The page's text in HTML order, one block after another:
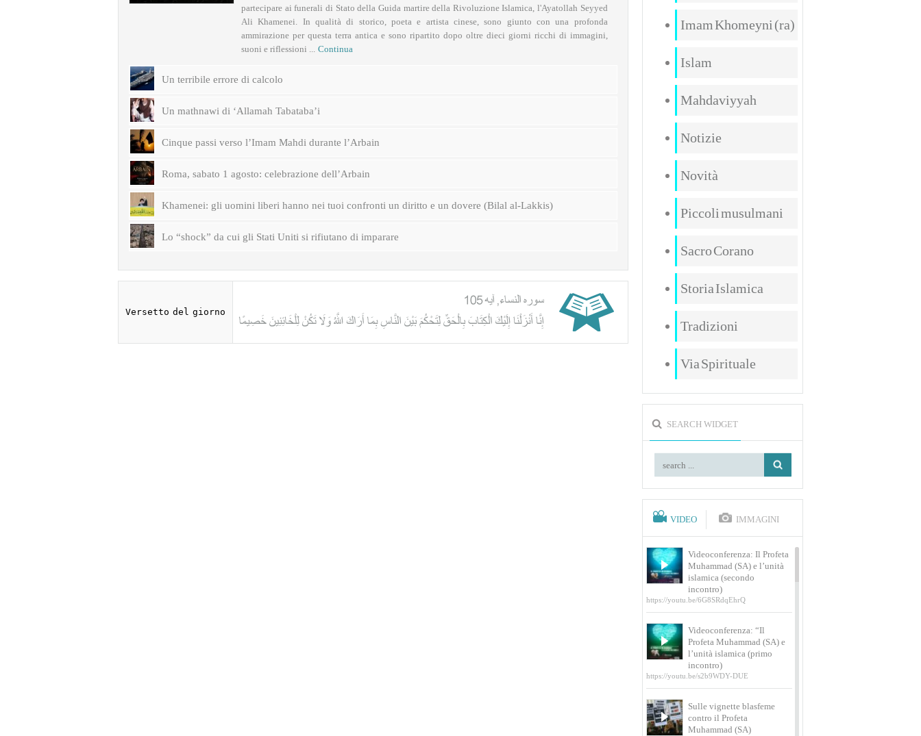
partecipare ai funerali di Stato della Guida martire della Rivoluzione Islamica, l'Ayatollah Seyyed
Ali Khamenei. In qualità di storico, poeta e artista cinese, sono giunto con una profonda
ammirazione per questa terra antica e sono ripartito dopo oltre dieci giorni ricchi di immagini,
suoni e riflessioni ...
Continua
Un terribile errore di calcolo
Un mathnawi di ‘Allamah Tabataba’i
Cinque passi verso l’Imam Mahdi durante l’Arbain
Roma, sabato 1 agosto: celebrazione dell’Arbain
Khamenei: gli uomini liberi hanno nei tuoi confronti un diritto e un dovere (Bilal al-Lakkis)
Lo “shock” da cui gli Stati Uniti si rifiutano di imparare
Versetto del giorno
Imam Khomeyni (ra)
Islam
Mahdaviyyah
Notizie
Novità
Piccoli musulmani
Sacro Corano
Storia Islamica
Tradizioni
Via Spirituale
SEARCH WIDGET
VIDEO IMMAGINI
Videoconferenza: Il Profeta
Muhammad (SA) e l’unità
islamica (secondo
incontro)
https://youtu.be/6G8SRdqEhrQ
Videoconferenza: “Il
Profeta Muhammad (SA) e
l’unità islamica (primo
incontro)
https://youtu.be/s2b9WDY-DUE
Sulle vignette blasfeme
contro il Profeta
Muhammad (SA)